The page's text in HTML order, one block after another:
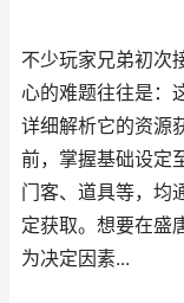
不少玩家兄弟初次
心的难题往往是：
详细解析它的资源
前，掌握基础设定
门客、道具等，均
定获取。想要在盛
为决定因素...